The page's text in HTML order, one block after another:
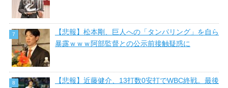
【悲報】松本剛、巨人への「タンパリング」を自ら
暴露ｗｗｗ阿部監督との公示前接触疑惑に
【悲報】近藤健介、13打数0安打でWBC終戦。最後